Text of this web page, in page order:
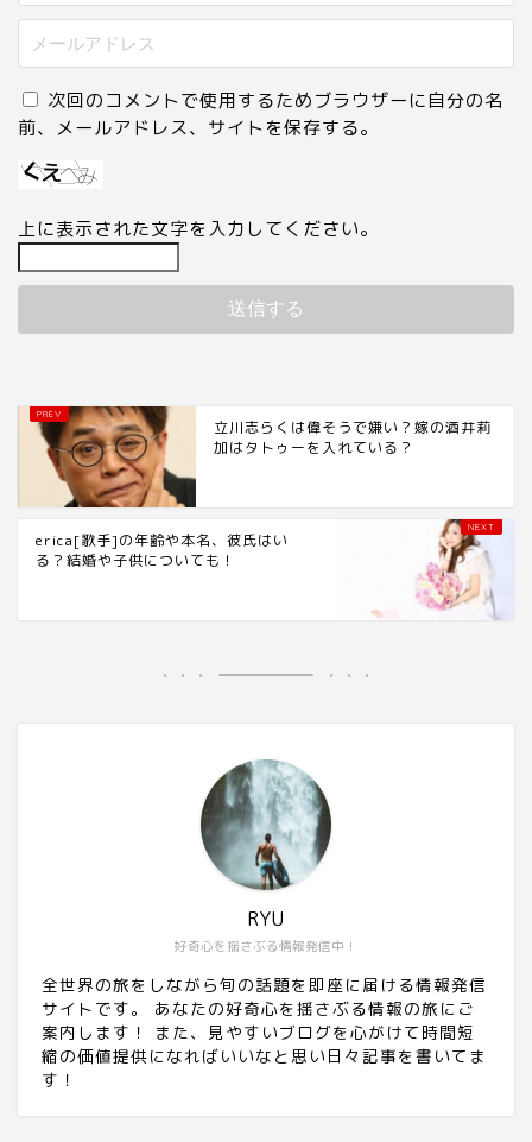
次回のコメントで使用するためブラウザーに自分の名
前、メールアドレス、サイトを保存する。
上に表示された文字を入力してください。
立川志らくは偉そうで嫌い？嫁の酒井莉
加はタトゥーを入れている？
erica[歌手]の年齢や本名、彼氏はい
る？結婚や子供についても！
好奇心を揺さぶる情報発信中！
RYU
全世界の旅をしながら旬の話題を即座に届ける情報発信
サイトです。 あなたの好奇心を揺さぶる情報の旅にご
案内します！ また、見やすいブログを心がけて時間短
縮の価値提供になればいいなと思い日々記事を書いてま
す！